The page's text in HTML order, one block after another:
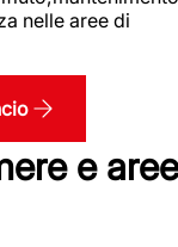
nelle aree di
e aree